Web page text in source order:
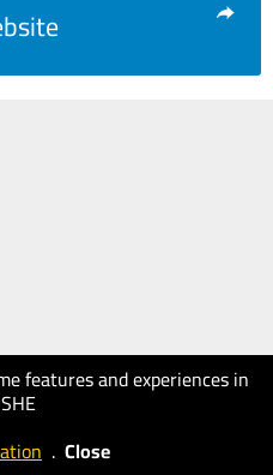
features and experiences in
. Close